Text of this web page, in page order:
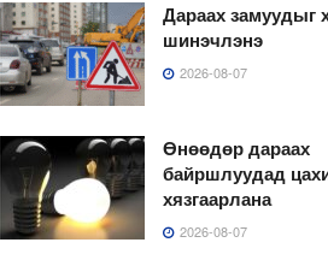
Дараах замуудыг
шинэчлэнэ
2026-08-07
Өнөөдөр дараах
байршлуудад
хязгаарлана
2026-08-07